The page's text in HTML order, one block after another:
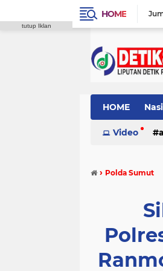
HOME
HOME
Video
› Polda Sumut
tutup Iklan